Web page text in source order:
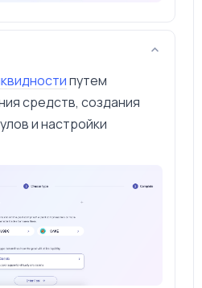
путем
средств, создания
и настройки